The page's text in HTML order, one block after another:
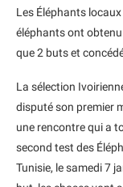
Les Éléphants
éléphants ont obtenu
que 2 buts et
La sélection
disputé son premier
une rencontre qui a
second test des
Tunisie, le samedi 7